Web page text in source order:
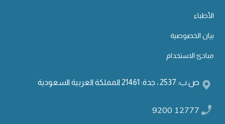
الأطباء
بيان الخصوصية
مبادئ الاستخدام
ص.ب: 2537 ، جدة: 21461 المملكة العربية السعودية
9200 12777